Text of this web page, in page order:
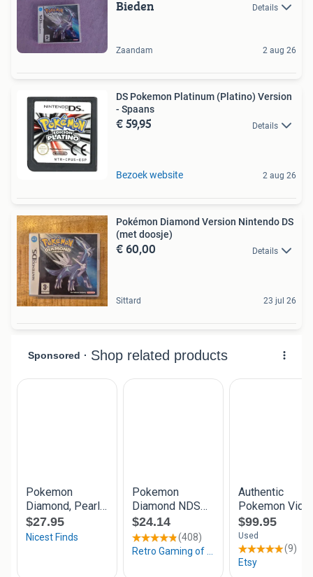
Bieden Details
Zaandam 2 aug 26
DS Pokemon Platinum (Platino) Version
- Spaans
€ 59,95 Details
Bezoek website 2 aug 26
Pokémon Diamond Version Nintendo DS
(met doosje)
€ 60,00 Details
Sittard 23 jul 26